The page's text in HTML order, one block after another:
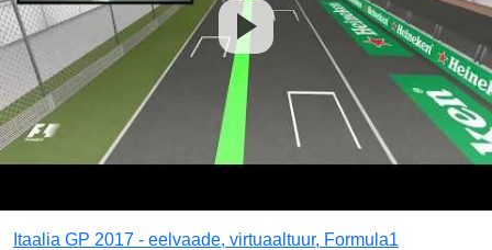
Itaalia GP 2017 - eelvaade, virtuaaltuur, Formula1